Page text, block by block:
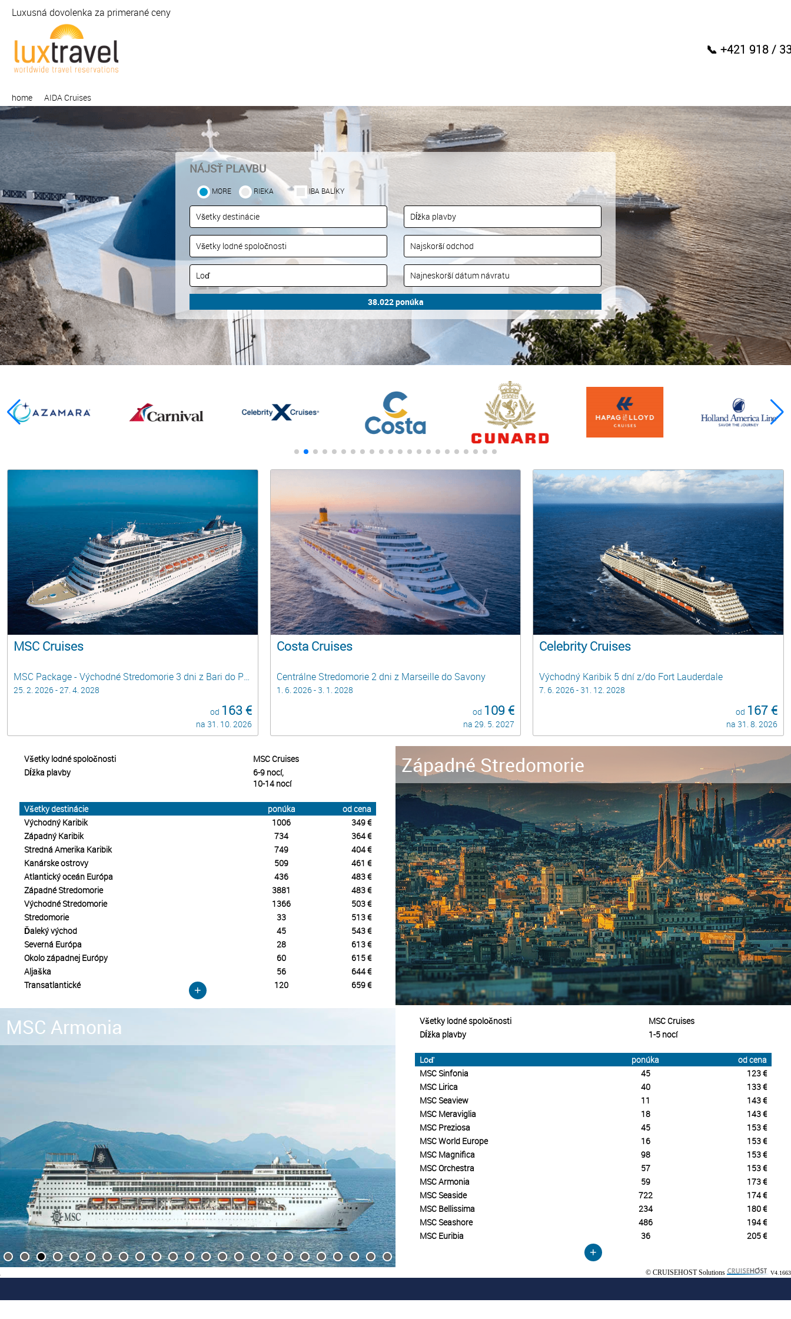
home AIDA Cruises
📞 +421 918 /
Luxusná dovolenka za primerané ceny
NÁJSŤ PLAVBU
MORE RIEKA IBA BALÍKY
MSC Cruises
MSC Package - Východné Stredomorie 3 dni z Bari do Pirea, Atén - HOLIDAY BREAKS
25. 2. 2026 - 27. 4. 2028
od 163 €
na 31. 10. 2026
Costa Cruises
Centrálne Stredomorie 2 dni z Marseille do Savony
1. 6. 2026 - 3. 1. 2028
od 109 €
na 29. 5. 2027
Celebrity Cruises
Východný Karibik 5 dní z/do Fort Lauderdale
7. 6. 2026 - 31. 12. 2028
od 167 €
na 31. 8. 2026
Všetky lodné spoločnosti
MSC Cruises
Dĺžka plavby
6-9 nocí,
10-14 nocí
Všetky destinácie ponúka
od cena
Východný Karibik
1006
349 €
Západný Karibik
734
364 €
Stredná Amerika Karibik
749
404 €
Kanárske ostrovy
509
461 €
Atlantický oceán Európa
436
483 €
Západné Stredomorie
3881
483 €
Východné Stredomorie
1366
503 €
Stredomorie
33
513 €
Ďaleký východ
45
543 €
Severná Európa
28
613 €
Okolo západnej Európy
60
615 €
Aljaška
56
644 €
Transatlantické
120 659 €
+
Západné Stredomorie
MSC Armonia Všetky lodné spoločnosti
MSC Cruises
Dĺžka plavby
1-5 nocí
Loď ponúka
od cena
MSC Sinfonia
45
123 €
MSC Lirica
40
133 €
MSC Seaview
11
143 €
MSC Meraviglia
18
143 €
MSC Preziosa
45
153 €
MSC World Europe
16
153 €
MSC Magnifica
98
153 €
MSC Orchestra
57
153 €
MSC Armonia
59
173 €
MSC Seaside
722
174 €
MSC Bellissima
234
180 €
MSC Seashore
486
194 €
MSC Euribia
36 205 €
+
© CRUISEHOST Solutions V4.1663